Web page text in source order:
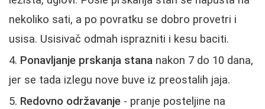
nekoliko sati, a po povratku se dobro provetri i
usisa. Usisivač odmah isprazniti i kesu baciti.
Ponavljanje prskanja stana nakon 7 do 10 dana,
jer se tada izlegu nove buve iz preostalih jaja.
Redovno održavanje - pranje posteljine na